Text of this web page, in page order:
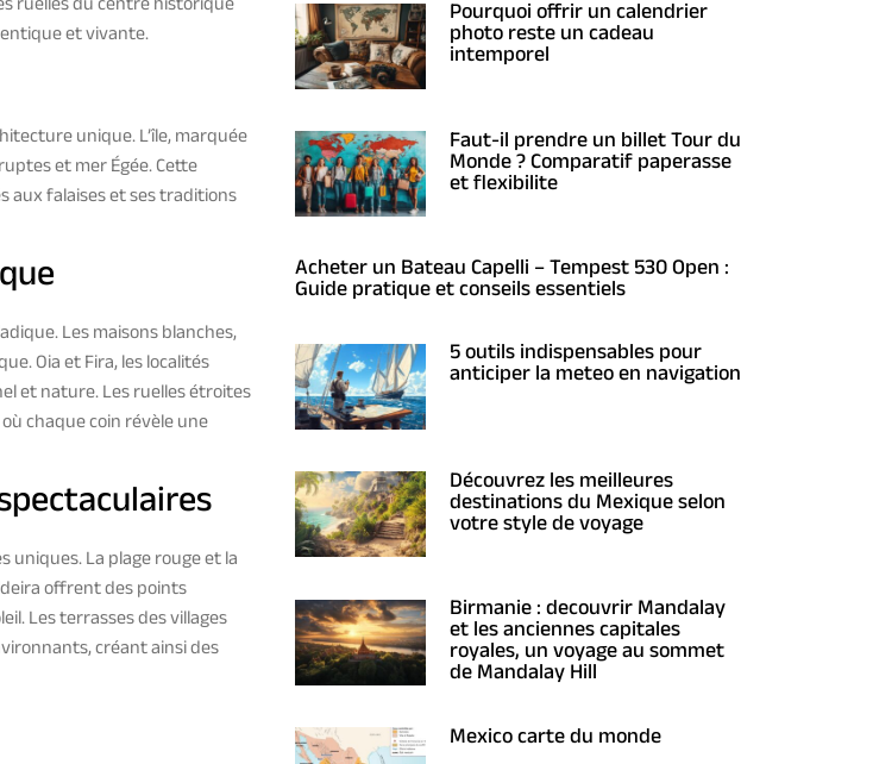
et vivante.
unique. L’île, marquée
et mer Égée. Cette
aux falaises et ses traditions
Les maisons blanches,
Oia et Fira, les localités
et nature. Les ruelles étroites
chaque coin révèle une
uniques. La plage rouge et la
offrent des points
Les terrasses des villages
créant ainsi des
Pourquoi offrir un calendrier
photo reste un cadeau
intemporel
Faut-il prendre un billet Tour du
Monde ? Comparatif paperasse
et flexibilite
Acheter un Bateau Capelli – Tempest 530 Open :
Guide pratique et conseils essentiels
5 outils indispensables pour
anticiper la meteo en navigation
Découvrez les meilleures
destinations du Mexique selon
votre style de voyage
Birmanie : decouvrir Mandalay
et les anciennes capitales
royales, un voyage au sommet
de Mandalay Hill
Mexico carte du monde